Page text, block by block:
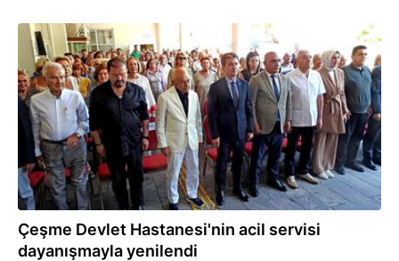
15.07.2026
Çeşme Devlet Hastanesi'nin acil servisi
dayanışmayla yenilendi